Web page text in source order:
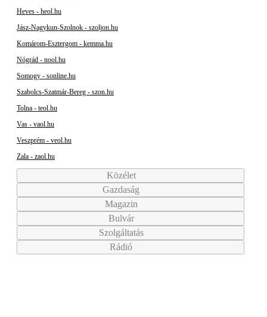
Heves - heol.hu
Jász-Nagykun-Szolnok - szoljon.hu
Komárom-Esztergom - kemma.hu
Nógrád - nool.hu
Somogy - sonline.hu
Szabolcs-Szatmár-Bereg - szon.hu
Tolna - teol.hu
Vas - vaol.hu
Veszprém - veol.hu
Zala - zaol.hu
Közélet
Gazdaság
Magazin
Bulvár
Szolgáltatás
Rádió